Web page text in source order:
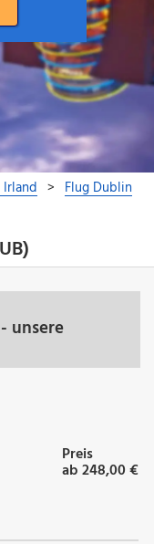
unsere
Preis
ab 248,00 €